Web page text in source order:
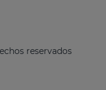
reservados